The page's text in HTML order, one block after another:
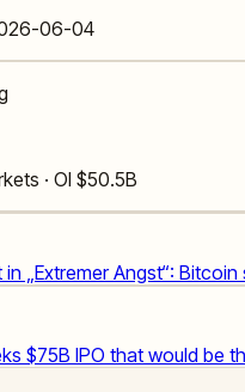
06-04
· OI $50.5B
„Extremer Angst“:
$75B IPO that would be